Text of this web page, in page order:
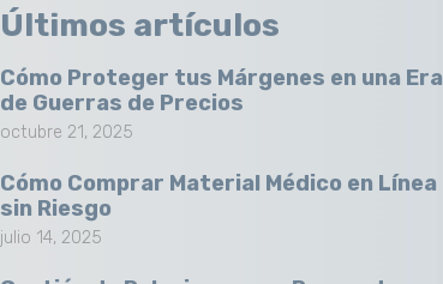
Últimos artículos
Cómo Proteger tus Márgenes en una Era
de Guerras de Precios
octubre 21, 2025
Cómo Comprar Material Médico en Línea
sin Riesgo
julio 14, 2025